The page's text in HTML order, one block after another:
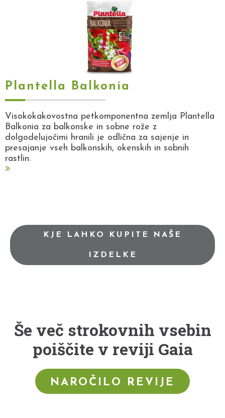
Plantella Balkonia
Visokokakovostna petkomponentna zemlja Plantella
Balkonia za balkonske in sobne rože z
dolgodelujočimi hranili je odlična za sajenje in
presajanje vseh balkonskih, okenskih in sobnih
rastlin.
KJE LAHKO KUPITE NAŠE
IZDELKE
Še več strokovnih vsebin
poiščite v reviji Gaia
NAROČILO REVIJE